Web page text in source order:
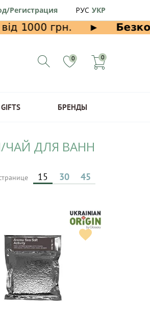
Регистрация РУС УКР
0 0
GIFTS БРЕНДЫ
ЧАЙ ДЛЯ ВАНН
15 30 45